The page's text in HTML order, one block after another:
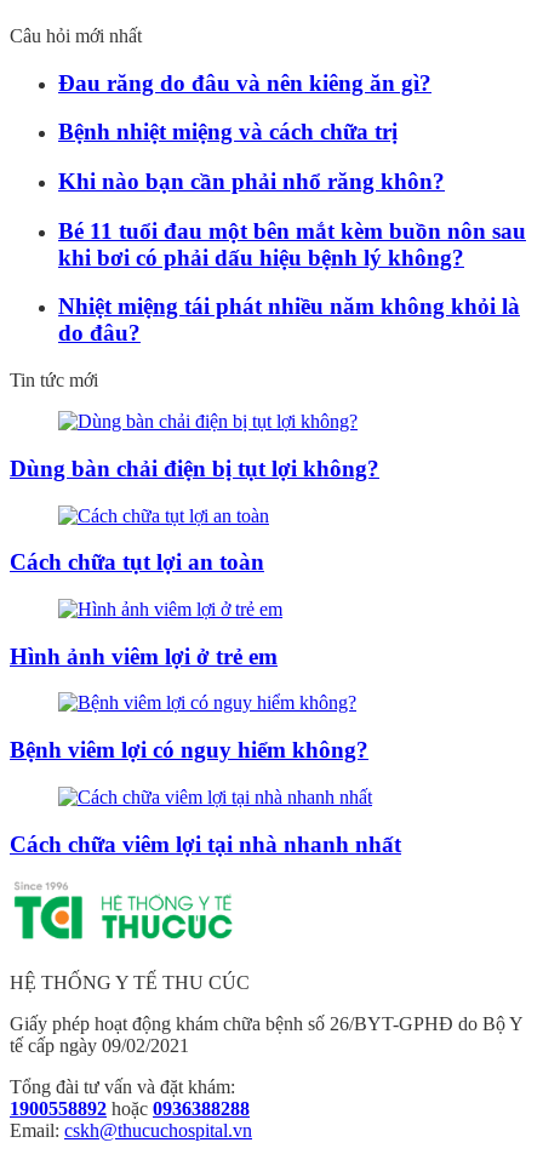
Câu hỏi mới nhất
Đau răng do đâu và nên kiêng ăn gì?
Bệnh nhiệt miệng và cách chữa trị
Khi nào bạn cần phải nhổ răng khôn?
Bé 11 tuổi đau một bên mắt kèm buồn nôn sau
khi bơi có phải dấu hiệu bệnh lý không?
Nhiệt miệng tái phát nhiều năm không khỏi là
do đâu?
Tin tức mới
Dùng bàn chải điện bị tụt lợi không?
Cách chữa tụt lợi an toàn
Hình ảnh viêm lợi ở trẻ em
Bệnh viêm lợi có nguy hiểm không?
Cách chữa viêm lợi tại nhà nhanh nhất
HỆ THỐNG Y TẾ THU CÚC
Giấy phép hoạt động khám chữa bệnh số 26/BYT-GPHĐ do Bộ Y
tế cấp ngày 09/02/2021
Tổng đài tư vấn và đặt khám:
1900558892 hoặc 0936388288
Email: cskh@thucuchospital.vn